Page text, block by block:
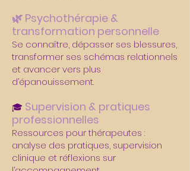
🌿 Psychothérapie &
transformation personnelle
Se connaître, dépasser ses blessures,
transformer ses schémas relationnels
et avancer vers plus
d’épanouissement.
🎓 Supervision & pratiques
professionnelles
Ressources pour thérapeutes :
analyse des pratiques, supervision
clinique et réflexions sur